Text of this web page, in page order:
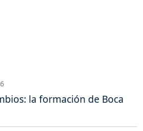
la formación de Boca